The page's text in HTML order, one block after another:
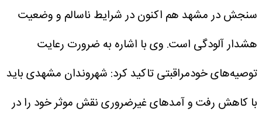
سنجش در مشهد هم اکنون در شرایط ناسالم و وضعیت
هشدار آلودگی است. وی با اشاره به ضرورت رعایت
توصیه‌های خودمراقبتی تاکید کرد: شهروندان مشهدی باید
با کاهش رفت و آمدهای غیرضروری نقش موثر خود را در